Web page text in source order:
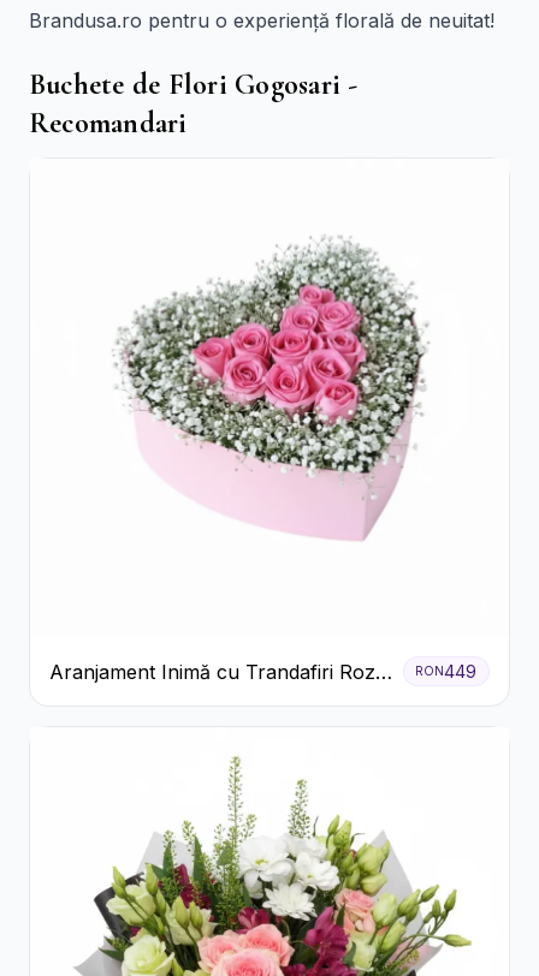
Brandusa.ro pentru o experiență florală de neuitat!
Buchete de Flori Gogosari -
Recomandari
Aranjament Inimă cu Trandafiri Roz
și Gypsophila Albă
RON449